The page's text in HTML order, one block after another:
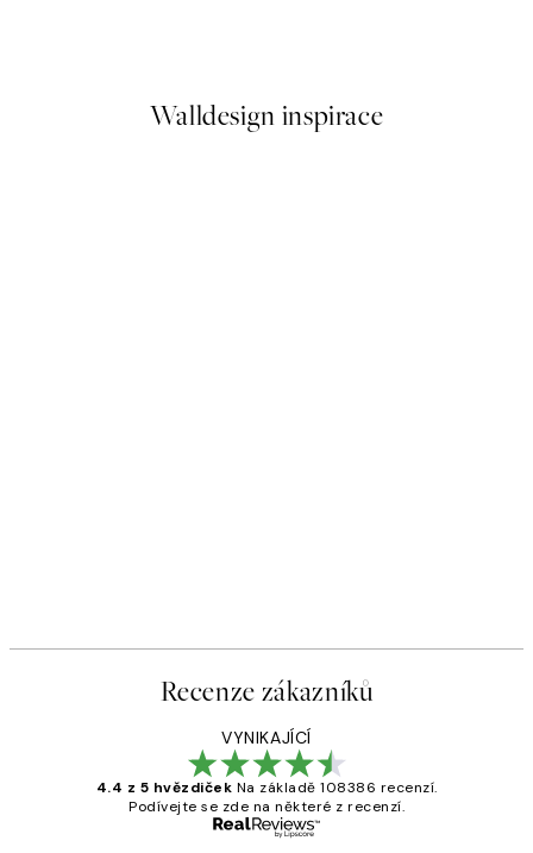
Walldesign inspirace
Recenze zákazníků
VYNIKAJÍCÍ
4.4 z 5 hvězdiček Na základě 108386 recenzí.
Podívejte se zde na některé z recenzí.